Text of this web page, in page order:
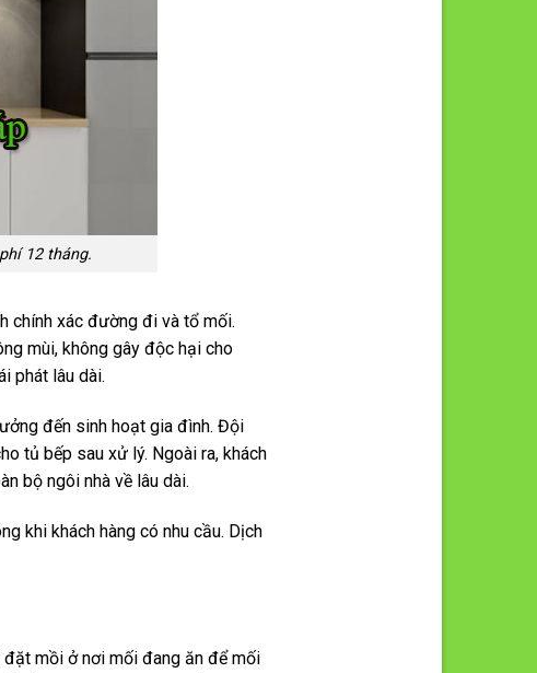
12 tháng.
chính xác đường đi và tổ mối.
mùi, không gây độc hại cho
phát lâu dài.
đến sinh hoạt gia đình. Đội
tủ bếp sau xử lý. Ngoài ra, khách
bộ ngôi nhà về lâu dài.
khi khách hàng có nhu cầu. Dịch
mồi ở nơi mối đang ăn để mối